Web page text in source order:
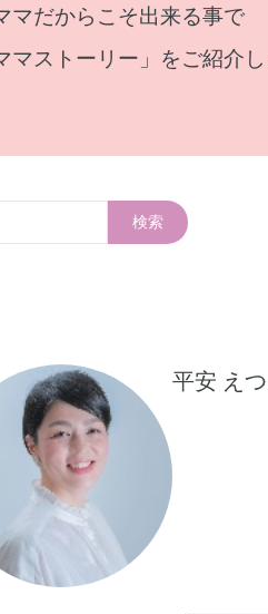
マだからこそ出来る事で
ストーリー」をご紹介し
検索
平安 えつ